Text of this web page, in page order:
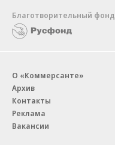
Благотворительный фонд
О «Коммерсанте»
Архив
Контакты
Реклама
Вакансии